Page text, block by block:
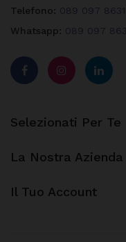
Telefono: 089 097 8631
Whatsapp: 089 097 8631
Selezionati Per Te
La Nostra Azienda
Il Tuo Account